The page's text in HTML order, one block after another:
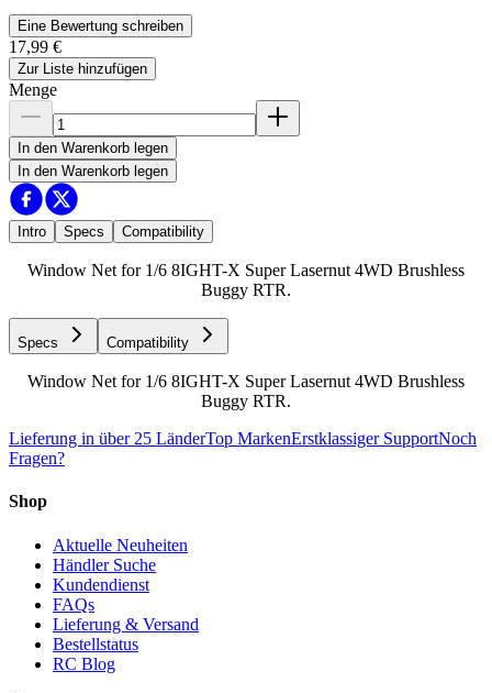
Eine Bewertung schreiben
17,99 €
Zur Liste hinzufügen
Menge
In den Warenkorb legen
In den Warenkorb legen
Intro Specs Compatibility
Window Net for 1/6 8IGHT-X Super Lasernut 4WD Brushless
Buggy RTR.
Specs Compatibility
Window Net for 1/6 8IGHT-X Super Lasernut 4WD Brushless
Buggy RTR.
Lieferung in über 25 LänderTop MarkenErstklassiger SupportNoch
Fragen?
Shop
Aktuelle Neuheiten
Händler Suche
Kundendienst
FAQs
Lieferung & Versand
Bestellstatus
RC Blog